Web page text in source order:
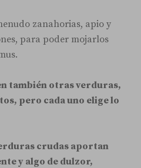
zanahorias, apio y
para poder mojarlos
también otras verduras,
pero cada uno elige lo
crudas aportan
y algo de dulzor,